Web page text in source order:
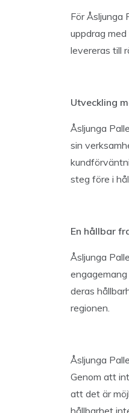
För Åsljunga
uppdrag
levereras till
Utveckling
Åsljunga
sin
steg före i
En hållbar
Åsljunga
deras
regionen.
Åsljunga
Genom att
att det är
hållbarhet